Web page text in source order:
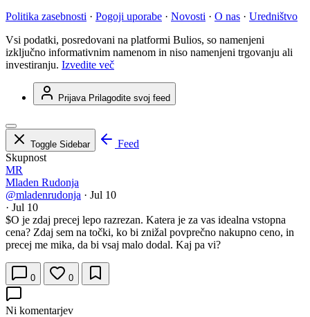
Politika zasebnosti · Pogoji uporabe · Novosti · O nas · Uredništvo
Vsi podatki, posredovani na platformi Bulios, so namenjeni
izključno informativnim namenom in niso namenjeni trgovanju ali
investiranju. Izvedite več
Prijava Prilagodite svoj feed
Toggle Sidebar
Feed
Skupnost
MR
Mladen Rudonja
@mladenrudonja · Jul 10
· Jul 10
$O je zdaj precej lepo razrezan. Katera je za vas idealna vstopna
cena? Zdaj sem na točki, ko bi znižal povprečno nakupno ceno, in
precej me mika, da bi vsaj malo dodal. Kaj pa vi?
0 0
Ni komentarjev